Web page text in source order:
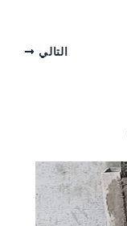
التالي